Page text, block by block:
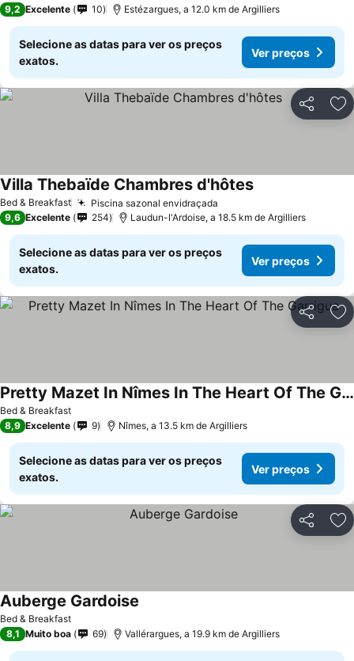
9,2 Excelente 10 Estézargues, a 12.0 km de Argilliers
Selecione as datas para ver os preços
exatos.
Ver preços
Partilhar
Bed & Breakfast Piscina sazonal envidraçada
Villa Thebaïde Chambres d'hôtes
9,6 Excelente 254 Laudun-l'Ardoise, a 18.5 km de Argilliers
Selecione as datas para ver os preços
exatos.
Ver preços
Partilhar
Bed & Breakfast
Pretty Mazet In Nîmes In The Heart Of The Garrigue
8,9 Excelente 9 Nîmes, a 13.5 km de Argilliers
Selecione as datas para ver os preços
exatos.
Ver preços
Partilhar
Bed & Breakfast
Auberge Gardoise
8,1 Muito boa 69 Vallérargues, a 19.9 km de Argilliers